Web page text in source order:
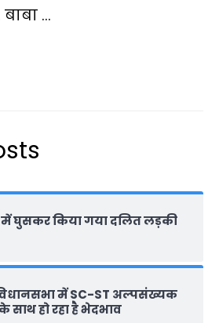
…
घुसकर किया गया दलित लड़की
में SC-ST अल्पसंख्यक
साथ हो रहा है भेदभाव